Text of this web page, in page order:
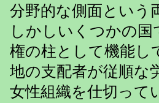
分野的な側面という
しかしいくつかの
権の柱として機能し
地の支配者が従順な
女性組織を仕切って